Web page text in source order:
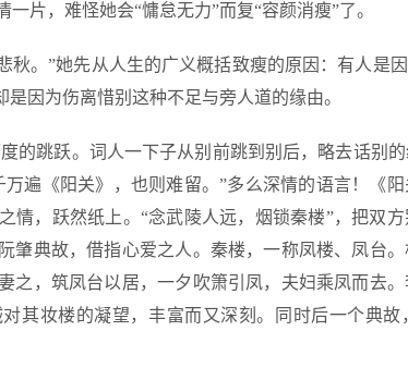
片，难怪她会“慵怠无力”而复“容颜消瘦”了。
秋。”她先从人生的广义概括致瘦的原因：有人是
因为伤离惜别这种不足与旁人道的缘由。
的跳跃。词人一下子从别前跳到别后，略去话别
遍《阳关》，也则难留。”多么深情的语言！《阳
情，跃然纸上。“念武陵人远，烟锁秦楼”，把双
肇典故，借指心爱之人。秦楼，一称凤楼、凤台。
之，筑凤台以居，一夕吹箫引凤，夫妇乘凤而去
其妆楼的凝望，丰富而又深刻。同时后一个典故